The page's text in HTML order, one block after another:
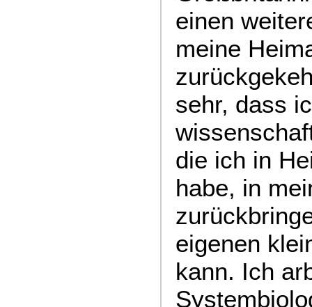
einen
meine
sehr, dass
die ich in
habe, in
eigenen
kann. Ich